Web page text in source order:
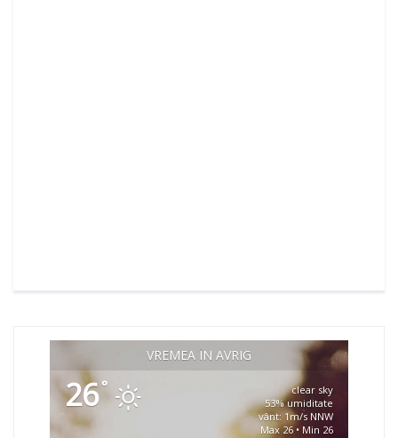
VREMEA ÎN AVRIG
26°
clear sky
53% umiditate
vânt: 1m/s NNW
Max 26 • Min 26